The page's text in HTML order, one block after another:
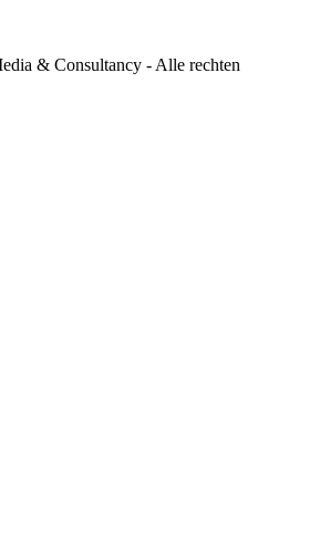
& Consultancy - Alle rechten